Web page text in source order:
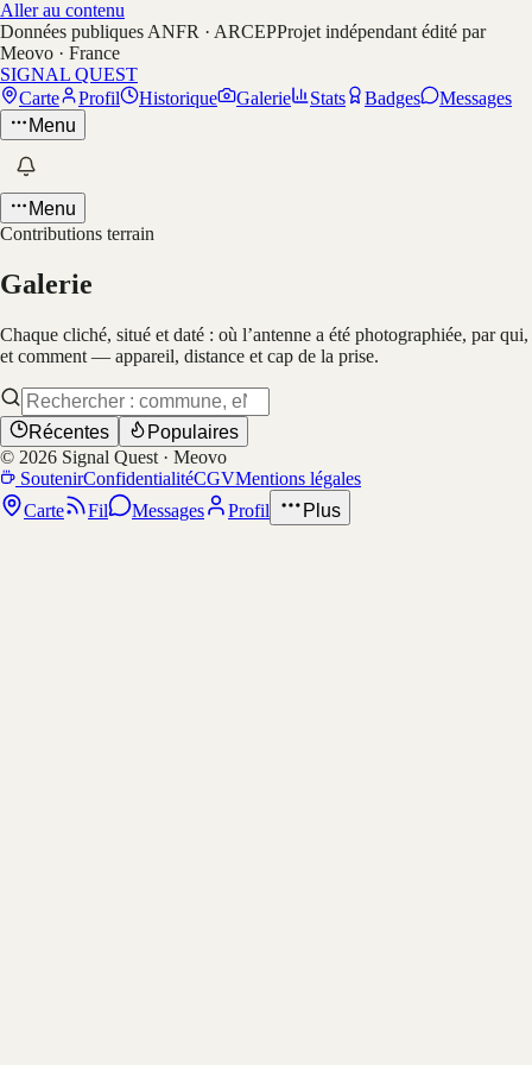
Aller au contenu
Données publiques ANFR · ARCEPProjet indépendant édité par
Meovo · France
SIGNAL QUEST
Carte
Profil Historique Galerie Stats Badges
Messages
Menu
Menu
Contributions terrain
Galerie
Chaque cliché, situé et daté : où l’antenne a été photographiée, par qui,
et comment — appareil, distance et cap de la prise.
Récentes
Populaires
© 2026 Signal Quest · Meovo
SoutenirConfidentialitéCGVMentions légales
Carte
Fil Messages Profil Plus